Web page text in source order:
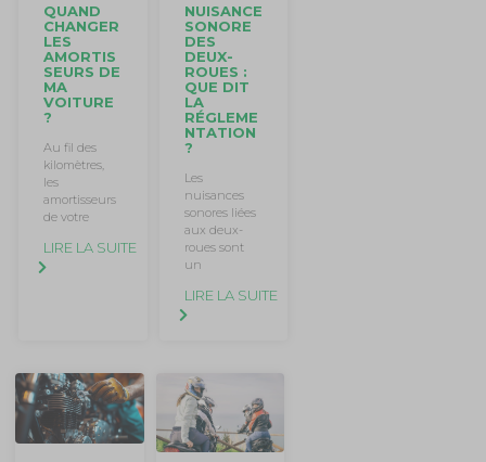
QUAND
CHANGER
LES
AMORTIS
SEURS DE
MA
VOITURE
?
Au fil des
kilomètres,
les
amortisseurs
de votre
LIRE LA SUITE
NUISANCE
SONORE
DES
DEUX-
ROUES :
QUE DIT
LA
RÉGLEME
NTATION
?
Les
nuisances
sonores liées
aux deux-
roues sont
un
LIRE LA SUITE